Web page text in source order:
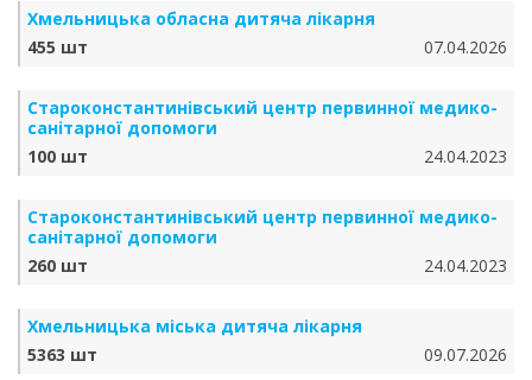
Хмельницька обласна дитяча лікарня
455 шт
07.04.2026
Староконстантинівський центр первинної медико-
санітарної допомоги
100 шт
24.04.2023
Староконстантинівський центр первинної медико-
санітарної допомоги
260 шт
24.04.2023
Хмельницька міська дитяча лікарня
5363 шт
09.07.2026